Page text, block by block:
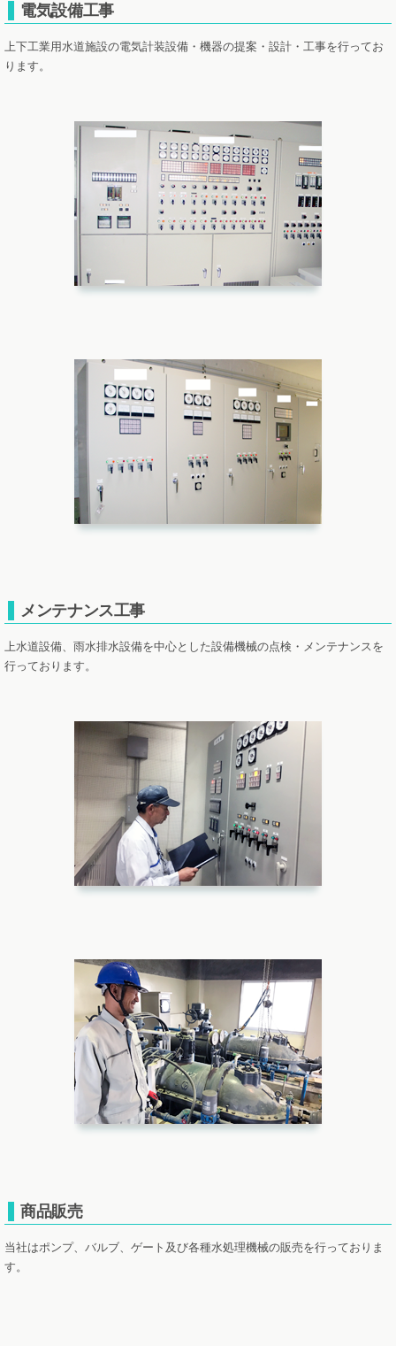
電気設備工事
上下工業用水道施設の電気計装設備・機器の提案・設計・工事を行ってお
ります。
メンテナンス工事
上水道設備、雨水排水設備を中心とした設備機械の点検・メンテナンスを
行っております。
商品販売
当社はポンプ、バルブ、ゲート及び各種水処理機械の販売を行っておりま
す。